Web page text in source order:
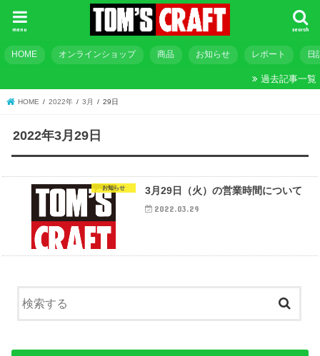
search
menu
HOME オンラインショップ 商品 お知らせ レポート 日
過去記事一覧
HOME 2022年 3月 29日
2022年3月29日
お知らせ 3月29日（火）の営業時間について
2022.03.29